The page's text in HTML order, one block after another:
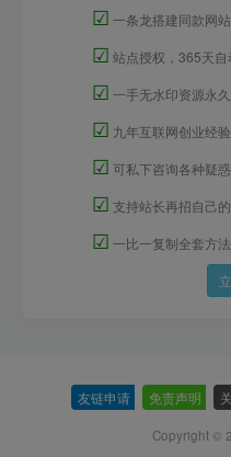
☑ 一条龙搭建同款网站
☑ 站点授权，365天自
☑ 一手无水印资源永
☑ 九年互联网创业经验
☑ 可私下咨询各种疑惑
☑ 支持站长再招自己
☑ 一比一复制全套方
友链申请 免责声明
Copyright ©